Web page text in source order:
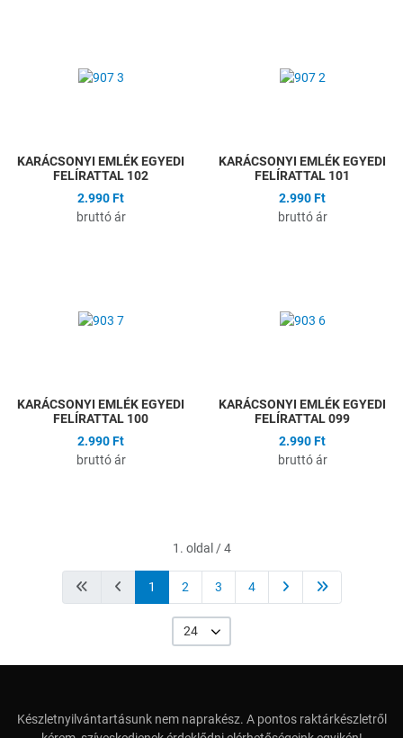
Összehasonlítás
KARÁCSONYI EMLÉK EGYEDI
FELÍRATTAL 102
2.990 Ft
bruttó ár
KARÁCSONYI EMLÉK EGYEDI
FELÍRATTAL 101
2.990 Ft
bruttó ár
Összehasonlítás
KARÁCSONYI EMLÉK EGYEDI
FELÍRATTAL 100
2.990 Ft
bruttó ár
KARÁCSONYI EMLÉK EGYEDI
FELÍRATTAL 099
2.990 Ft
bruttó ár
1. oldal / 4
1 2 3 4
24
Készletnyilvántartásunk nem naprakész. A pontos raktárkészletről